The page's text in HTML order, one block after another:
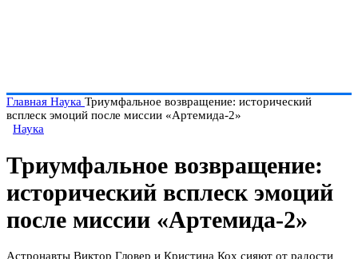
Главная Наука Триумфальное возвращение: исторический
всплеск эмоций после миссии «Артемида-2»
Наука
Триумфальное возвращение:
исторический всплеск эмоций
после миссии «Артемида-2»
Астронавты Виктор Гловер и Кристина Кох сияют от радости